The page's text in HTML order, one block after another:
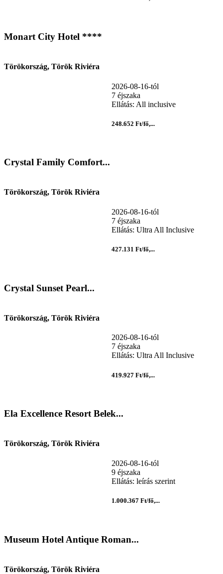
Monart City Hotel ****
Törökország, Török Riviéra
2026-08-16-tól
7 éjszaka
Ellátás: All inclusive
248.652 Ft/fő,...
Crystal Family Comfort...
Törökország, Török Riviéra
2026-08-16-tól
7 éjszaka
Ellátás: Ultra All Inclusive
427.131 Ft/fő,...
Crystal Sunset Pearl...
Törökország, Török Riviéra
2026-08-16-tól
7 éjszaka
Ellátás: Ultra All Inclusive
419.927 Ft/fő,...
Ela Excellence Resort Belek...
Törökország, Török Riviéra
2026-08-16-tól
9 éjszaka
Ellátás: leírás szerint
1.000.367 Ft/fő,...
Museum Hotel Antique Roman...
Törökország, Török Riviéra